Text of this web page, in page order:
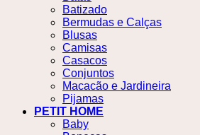
Batizado
Bermudas e Calças
Blusas
Camisas
Casacos
Conjuntos
Macacão e Jardineira
Pijamas
PETIT HOME
Baby